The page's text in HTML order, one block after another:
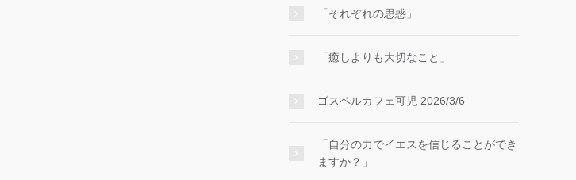
「それぞれの思惑」
「癒しよりも大切なこと」
ゴスペルカフェ可児 2026/3/6
「自分の力でイエスを信じることができ
ますか？」